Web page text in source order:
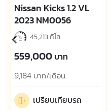
Nissan Kicks 1.2 VL
2023 NM0056
45,213 กิโล
559,000 บาท
9,184 บาท/เดือน
เปรียบเทียบรถ